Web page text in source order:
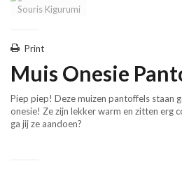
Print
Muis Onesie
Piep piep! Deze muizen pantoffels staan
onesie! Ze zijn lekker warm en zitten erg
ga jij ze aandoen?